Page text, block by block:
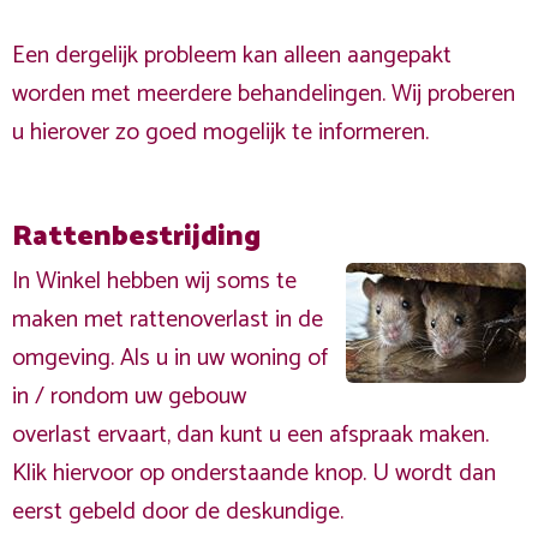
Een dergelijk probleem kan alleen aangepakt
worden met meerdere behandelingen. Wij proberen
u hierover zo goed mogelijk te informeren.
Rattenbestrijding
In Winkel hebben wij soms te
maken met rattenoverlast in de
omgeving. Als u in uw woning of
in / rondom uw gebouw
overlast ervaart, dan kunt u een afspraak maken.
Klik hiervoor op onderstaande knop. U wordt dan
eerst gebeld door de deskundige.